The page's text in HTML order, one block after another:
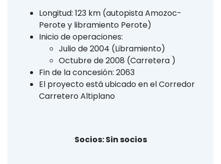
Longitud: 123 km (autopista Amozoc-
Perote y libramiento Perote)
Inicio de operaciones:
Julio de 2004 (Libramiento)
Octubre de 2008 (Carretera )
Fin de la concesión: 2063
El proyecto está ubicado en el Corredor
Carretero Altiplano
Socios: Sin socios